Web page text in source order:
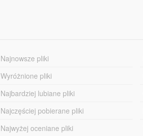
Najnowsze pliki
Wyróżnione pliki
Najbardziej lubiane pliki
Najczęściej pobierane pliki
Najwyżej oceniane pliki